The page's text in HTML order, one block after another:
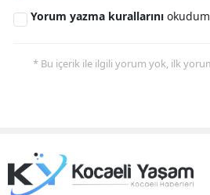
Yorum yazma kurallarını
* Bu içerik ile ilgili yorum yok, ilk